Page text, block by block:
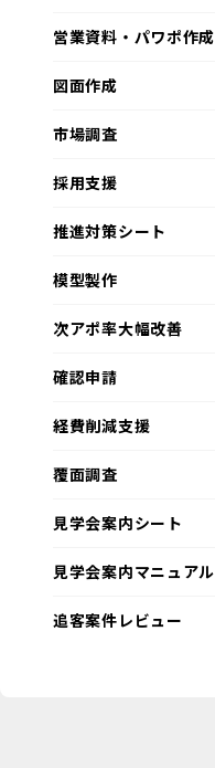
営業資料・パワポ作成
図面作成
市場調査
採用支援
推進対策シート
模型製作
次アポ率大幅改善
確認申請
経費削減支援
覆面調査
見学会案内シート
見学会案内マニュアル
追客案件レビュー